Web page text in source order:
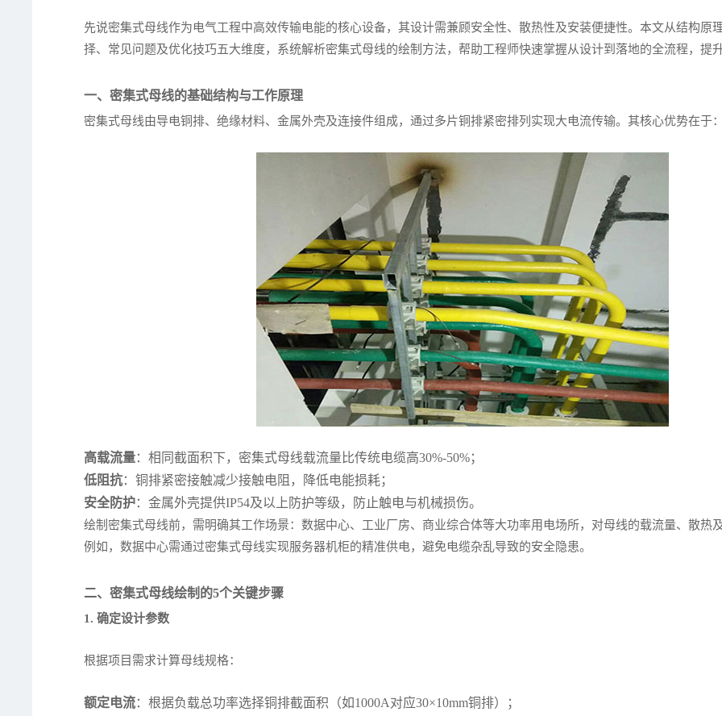
先说密集式母线作为电气工程中高效传输电能的核心设备，其设计需兼顾安全性、散热性及安装便捷性。本文从结构原
择、常见问题及优化技巧五大维度，系统解析密集式母线的绘制方法，帮助工程师快速掌握从设计到落地的全流程，提
一、密集式母线的基础结构与工作原理
密集式母线由导电铜排、绝缘材料、金属外壳及连接件组成，通过多片铜排紧密排列实现大电流传输。其核心优势在于
高载流量：相同截面积下，密集式母线载流量比传统电缆高30%-50%；
低阻抗：铜排紧密接触减少接触电阻，降低电能损耗；
安全防护：金属外壳提供IP54及以上防护等级，防止触电与机械损伤。
绘制密集式母线前，需明确其工作场景：数据中心、工业厂房、商业综合体等大功率用电场所，对母线的载流量、散热
例如，数据中心需通过密集式母线实现服务器机柜的精准供电，避免电缆杂乱导致的安全隐患。
二、密集式母线绘制的5个关键步骤
1. 确定设计参数
根据项目需求计算母线规格：
额定电流：根据负载总功率选择铜排截面积（如1000A对应30×10mm铜排）；